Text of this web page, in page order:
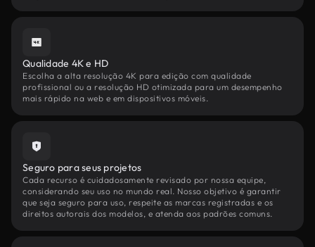
Qualidade 4K e HD
Escolha a alta resolução 4K para edição com qualidade
profissional ou a resolução HD otimizada para um desempenho
mais rápido na web e em dispositivos móveis.
Seguro para seus projetos
Cada recurso é cuidadosamente revisado por nossa equipe,
considerando seu uso no mundo real. Nosso objetivo é garantir
que seja seguro para uso, respeite as marcas registradas e os
direitos autorais dos modelos, e atenda aos padrões comuns.